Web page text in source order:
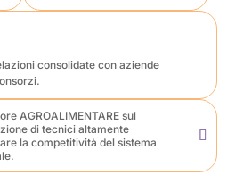
consolidate con aziende
AGROALIMENTARE sul
di tecnici altamente
la competitività del sistema